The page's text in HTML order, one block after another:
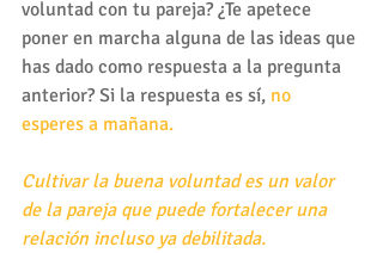
voluntad con tu pareja? ¿Te apetece
poner en marcha alguna de las ideas que
has dado como respuesta a la pregunta
anterior? Si la respuesta es sí, no
esperes a mañana.
Cultivar la buena voluntad es un valor
de la pareja que puede fortalecer una
relación incluso ya debilitada.